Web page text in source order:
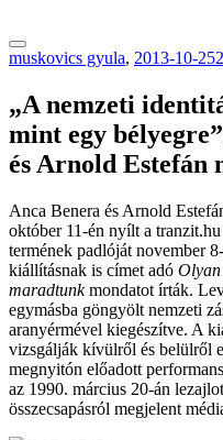
muskovics gyula, 2013-10-25
„A nemzeti
mint egy
és Arnold Estefán
Anca Benera és Arnold
október 11-én nyílt a
termének padlóját november
kiállításnak is címet adó Olyan
maradtunkmondatot írták.
egymásba göngyölt nemzeti
aranyérmével kiegészítve. A
vizsgálják kívülről és belülről
megnyitón előadott
az 1990. március 20-án
összecsapásról megjelent